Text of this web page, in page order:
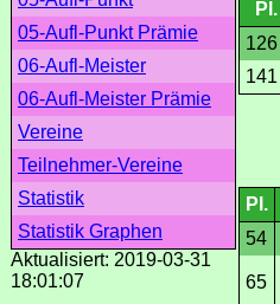
05-Aufl-Punkt Prämie
06-Aufl-Meister
06-Aufl-Meister Prämie
Vereine
Teilnehmer-Vereine
Statistik
Statistik Graphen
Aktualisiert: 2019-03-31
18:01:07
Pl.
126
141
Pl.
54
65